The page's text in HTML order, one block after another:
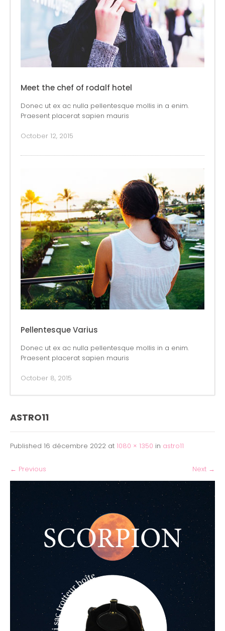
Meet the chef of rodalf hotel
Donec ut ex ac nulla pellentesque mollis in a enim.
Praesent placerat sapien mauris
October 12, 2015
Pellentesque Varius
Donec ut ex ac nulla pellentesque mollis in a enim.
Praesent placerat sapien mauris
October 8, 2015
ASTRO11
Published 16 décembre 2022 at 1080 × 1350 in astro11
← Previous Next →